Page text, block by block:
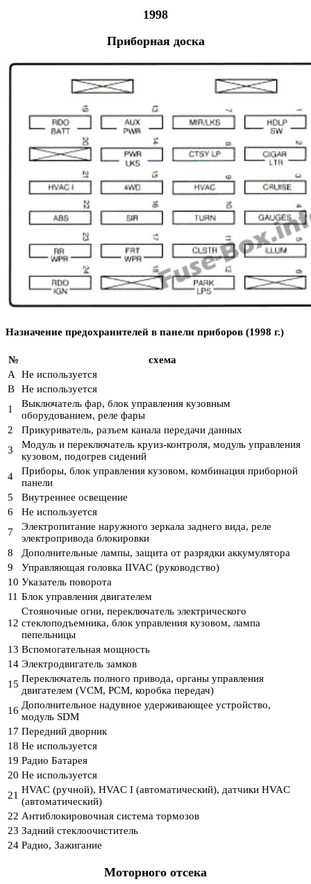
1998
Приборная доска
Назначение предохранителей в панели приборов (1998 г.)
№
схема
A
Не используется
В
Не используется
1
Выключатель фар, блок управления кузовным
оборудованием, реле фары
2
Прикуриватель, разъем канала передачи данных
3
Модуль и переключатель круиз-контроля, модуль управления
кузовом, подогрев сидений
4
Приборы, блок управления кузовом, комбинация приборной
панели
5
Внутреннее освещение
6
Не используется
7
Электропитание наружного зеркала заднего вида, реле
электропривода блокировки
8
Дополнительные лампы, защита от разрядки аккумулятора
9
Управляющая головка IIVAC (руководство)
10 Указатель поворота
11 Блок управления двигателем
12
Стояночные огни, переключатель электрического
стеклоподъемника, блок управления кузовом, лампа
пепельницы
13 Вспомогательная мощность
14 Электродвигатель замков
15 Переключатель полного привода, органы управления
двигателем (VCM, PCM, коробка передач)
16 Дополнительное надувное удерживающее устройство,
модуль SDM
17 Передний дворник
18 Не используется
19 Радио Батарея
20 Не используется
21 HVAC (ручной), HVAC I (автоматический), датчики HVAC
(автоматический)
22 Антиблокировочная система тормозов
23 Задний стеклоочиститель
24 Радио, Зажигание
Моторного отсека